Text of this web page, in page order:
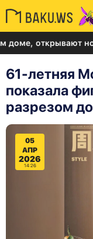
открывают новый
61-летняя
показала
разрезом
05
АПР
2026
14:26